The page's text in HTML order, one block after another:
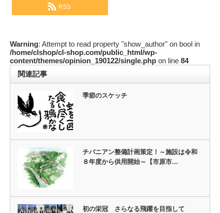
RSS
Warning: Attempt to read property "show_author" on bool in
/home/clshop/cl-shop.com/public_html/wp-
content/themes/opinion_190122/single.php on line 84
関連記事
季節のスケッチ
チバニアン整備計画策定！～施設は令和
８年度から供用開始～【市原市…
初の栄冠 さらなる飛躍を目指して